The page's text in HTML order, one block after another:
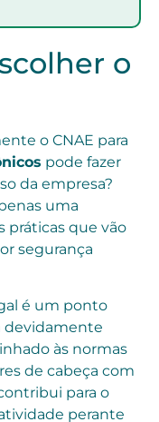
o
o CNAE para
pode fazer
da empresa?
uma
práticas que vão
segurança
é um ponto
devidamente
às normas
de cabeça com
para o
perante